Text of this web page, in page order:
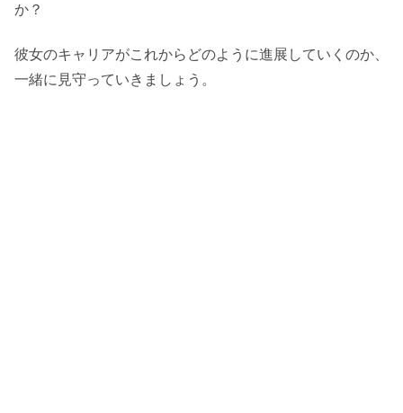
か？
彼女のキャリアがこれからどのように進展していくのか、
一緒に見守っていきましょう。